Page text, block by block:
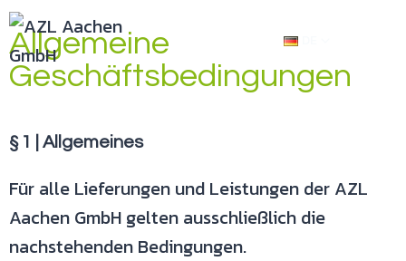
Allgemeine
Geschäftsbedingungen
§ 1 | Allgemeines
Für alle Lieferungen und Leistungen der AZL
Aachen GmbH gelten ausschließlich die
nachstehenden Bedingungen.